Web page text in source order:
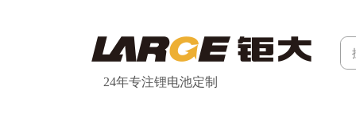
24年专注锂电池定制